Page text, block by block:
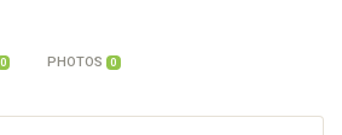
0 PHOTOS 0